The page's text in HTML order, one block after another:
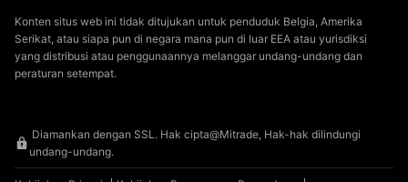
Konten situs web ini tidak ditujukan untuk penduduk Belgia, Amerika
Serikat, atau siapa pun di negara mana pun di luar EEA atau yurisdiksi
yang distribusi atau penggunaannya melanggar undang-undang dan
peraturan setempat.
Diamankan dengan SSL. Hak cipta@Mitrade, Hak-hak dilindungi
undang-undang.